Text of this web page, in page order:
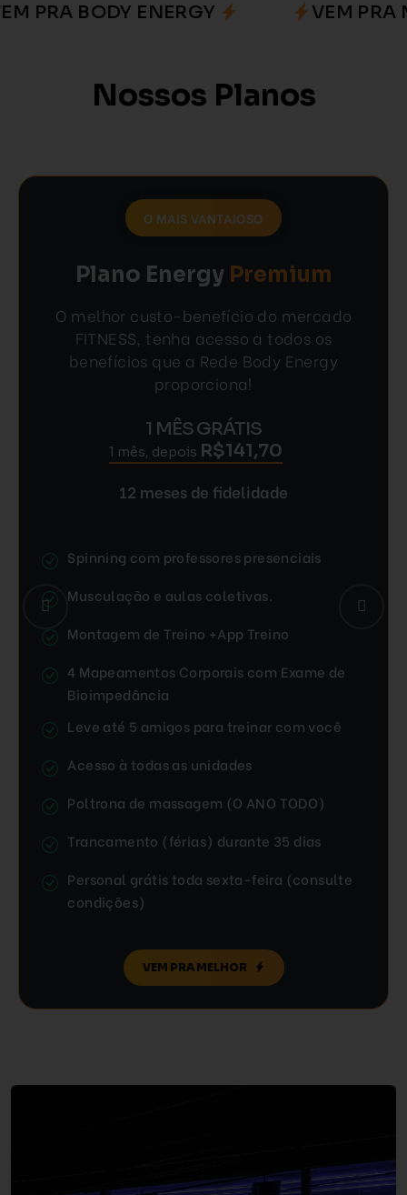
BODY ENERGY VEM PRA
Nossos Planos
O MAIS VANTAJOSO
Plano Energy Premium
O melhor custo-benefício do mercado
FITNESS, tenha acesso a todos os
benefícios que a Rede Body Energy
proporciona!
1 MÊS GRÁTIS
1 mês, depois R$141,70
12 meses de fidelidade
Spinning com professores presenciais
Musculação e aulas coletivas.
Montagem de Treino +App Treino
4 Mapeamentos Corporais com Exame de
Bioimpedância
Leve até 5 amigos para treinar com você
Acesso à todas as unidades
Poltrona de massagem (O ANO TODO)
Trancamento (férias) durante 35 dias
Personal grátis toda sexta-feira (consulte
condições)
VEM PRA MELHOR